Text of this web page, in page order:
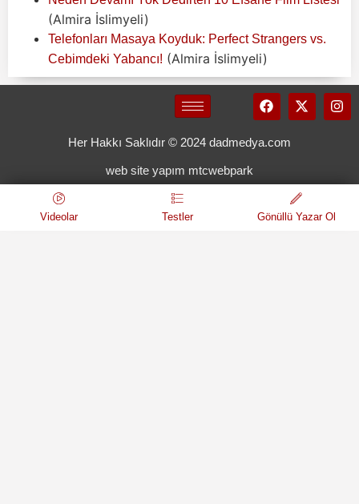
(Almira İslimyeli)
Telefonları Masaya Koyduk: Perfect Strangers vs.
Cebimdeki Yabancı! (Almira İslimyeli)
Her Hakkı Saklıdır © 2024 dadmedya.com
web site yapım mtcwebpark
Videolar Testler Gönüllü Yazar Ol